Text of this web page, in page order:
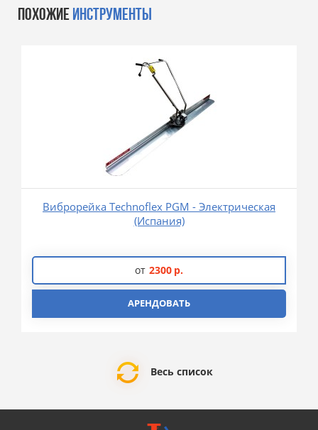
ПОХОЖИЕ ИНСТРУМЕНТЫ
Виброрейка Technoflex PGM - Электрическая
(Испания)
от 2300 р.
АРЕНДОВАТЬ
Весь список